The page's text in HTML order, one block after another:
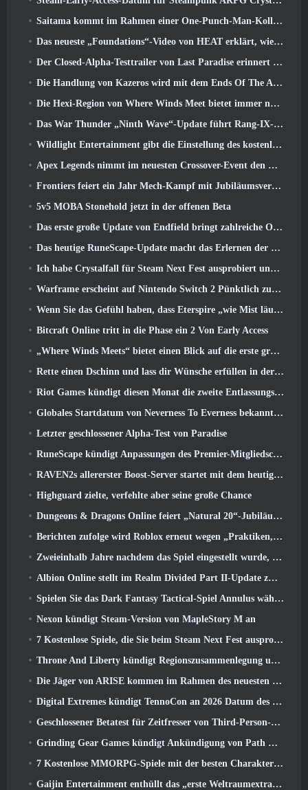
Saitama kommt im Rahmen einer One-Punch-Man-Kollaborationsveranstaltung zu MapleStory
Das neueste „Foundations“-Video von HEAT erklärt, wie Agenten und Panzer zusammenarbeiten
Der Closed-Alpha-Testtrailer von Last Paradise erinnert uns daran, wie es wirklich ist, die Zombie-Apokalypse zu überleben
Die Handlung von Kazeros wird mit dem Ends Of The Abyss-Update von Lost Ark abgeschlossen
Die Hexi-Region von Where Winds Meet bietet immer noch das, was Spieler lieben, und ist gleichzeitig ein einzigartiges Erlebnis
Das War Thunder „Ninth Wave“-Update führt Rang-IX-Jets ein
Wildlight Entertainment gibt die Einstellung des kostenlosen Helden-Shooters Highguard bekannt
Apex Legends nimmt im neuesten Crossover-Event den Kampf mit dem Gundam-Universum auf
Frontiers feiert ein Jahr Mech-Kampf mit Jubiläumsveranstaltungen
5v5 MOBA Stonehold jetzt in der offenen Beta
Das erste große Update von Endfield bringt zahlreiche Optimierungen mit sich
Das heutige RuneScape-Update macht das Erlernen der ursprünglichen Kampfstile des MMORPGs einfacher
Ich habe Crystalfall für Steam Next Fest ausprobiert und das habe ich gelernt
Warframe erscheint auf Nintendo Switch 2 Pünktlich zum nächsten großen Update, Der Schattengraph
Wenn Sie das Gefühl haben, dass Eterspire „wie Mist läuft“, Der Creative Director sagt, dass dies nicht mehr der Fall sei
Bitcraft Online tritt in die Phase ein 2 Von Early Access
„Where Winds Meets“ bietet einen Blick auf die erste große Erweiterung im Hexi-Livestream
Rette einen Dschinn und lass dir Wünsche erfüllen in der Mirage League von Path Of Exile
Riot Games kündigt diesen Monat die zweite Entlassungsserie an
Globales Startdatum von Neverness To Everness bekannt gegeben
Letzter geschlossener Alpha-Test von Paradise
RuneScape kündigt Anpassungen des Premier-Mitgliedschaftsmodells an, um den jüngsten Änderungen am MMORPG Rechnung zu tragen
RAVEN2s allererster Boost-Server startet mit dem heutigen Update
Highguard zielte, verfehlte aber seine große Chance
Dungeons & Dragons Online feiert „Natural 20“-Jubiläum mit besonderen Quests und Belohnungen
Berichten zufolge wird Roblox erneut wegen „Praktiken, die Kinder gefährden und ausbeuten“ verklagt
Zweieinhalb Jahre nachdem das Spiel eingestellt wurde, Gamigo neckt die Rückkehr des mittelalterlichen MMO Glory Victis
Albion Online stellt im Realm Divided Part II-Update zwei wichtige Fraktionskriegsfunktionen vor
Spielen Sie das Dark Fantasy Tactical-Spiel Annulus während des Steam Next Fest
Nexon kündigt Steam-Version von MapleStory M an
7 Kostenlose Spiele, die Sie beim Steam Next Fest ausprobieren können
Throne And Liberty kündigt Regionszusammenlegung und Serverkonsolidierung an
Die Jäger von ARISE kommen im Rahmen des neuesten Kooperationsevents nach Fortnite
Digital Extremes kündigt TennoCon an 2026 Datum des Ticketverkaufs
Geschlossener Betatest für Zeitfresser von Third-Person-Shootern angekündigt
Grinding Gear Games kündigt Ankündigung von Path Of Exile an
7 Kostenlose MMORPG-Spiele mit der besten Charakteranpassung
Gaijin Entertainment enthüllt das „erste Weltraumextraktions-Actionspiel“ Star Wrath